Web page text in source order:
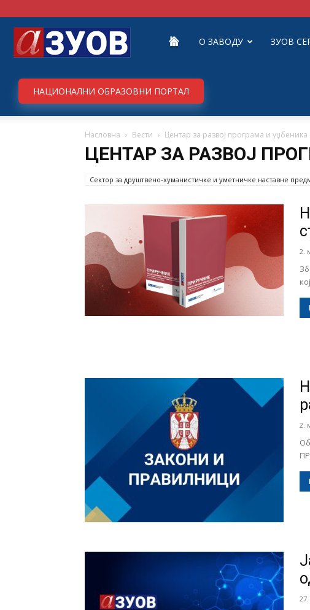
за
унапређивање
образовања
и
васпитања
О ЗАВОДУ ЗУОВ
НАЦИОНАЛНИ ОБРАЗОВНИ ПОРТАЛ
Насловна Вести Центар за развој програма и уџбеника
ЦЕНТАР ЗА РАЗВОЈ
Сектор за друштвено-хуманистичке и уметничке наставне
2.
2.